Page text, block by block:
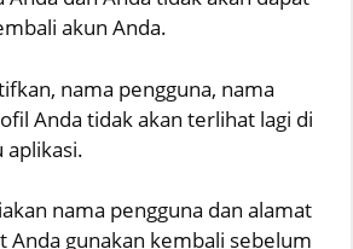
akun Anda.
nama pengguna, nama
Anda tidak akan terlihat lagi di
nama pengguna dan alamat
Anda gunakan kembali sebelum